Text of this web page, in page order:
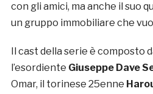
con gli amici, ma anche il suo
un gruppo immobiliare che
Il cast della serie è composto
l’esordiente Giuseppe Dave
Omar, il torinese 25enne